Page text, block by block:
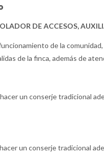
DE ACCESOS,
de la
de la finca, además de
un conserje tradicional
un conserje tradicional